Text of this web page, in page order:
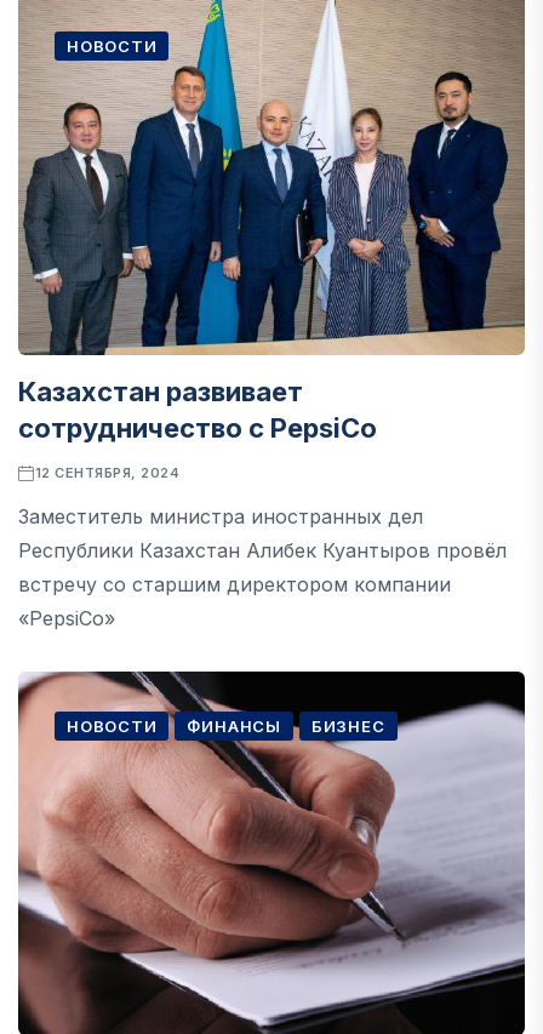
НОВОСТИ
Казахстан развивает
сотрудничество с PepsiCo
12 СЕНТЯБРЯ, 2024
Заместитель министра иностранных дел
Республики Казахстан Алибек Куантыров провёл
встречу со старшим директором компании
«PepsiCo»
НОВОСТИ ФИНАНСЫ БИЗНЕС